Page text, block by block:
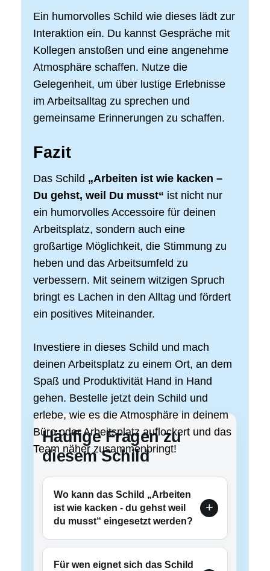
Ein humorvolles Schild wie dieses lädt zur
Interaktion ein. Du kannst Gespräche mit
Kollegen anstoßen und eine angenehme
Atmosphäre schaffen. Nutze die
Gelegenheit, um über lustige Erlebnisse
im Arbeitsalltag zu sprechen und
gemeinsame Erinnerungen zu schaffen.
Fazit
Das Schild „Arbeiten ist wie kacken –
Du gehst, weil Du musst“ ist nicht nur
ein humorvolles Accessoire für deinen
Arbeitsplatz, sondern auch eine
großartige Möglichkeit, die Stimmung zu
heben und das Arbeitsumfeld zu
verbessern. Mit seinem witzigen Spruch
bringt es Lachen in den Alltag und fördert
ein positives Miteinander.
Investiere in dieses Schild und mach
deinen Arbeitsplatz zu einem Ort, an dem
Spaß und Produktivität Hand in Hand
gehen. Bestelle jetzt dein Schild und
erlebe, wie es die Atmosphäre in deinem
Büro oder Arbeitsplatz auflockert und das
Team näher zusammenbringt!
Häufige Fragen zu
diesem Schild
Wo kann das Schild „Arbeiten
ist wie kacken - du gehst weil
du musst“ eingesetzt werden?
Für wen eignet sich das Schild